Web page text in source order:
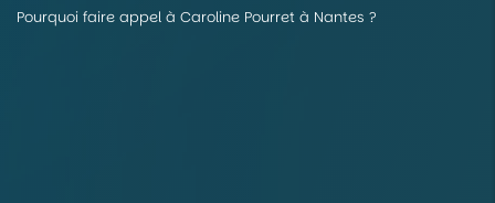
Pourquoi faire appel à Caroline Pourret à Nantes ?